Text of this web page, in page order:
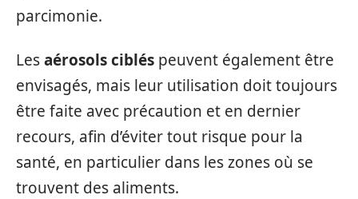
parcimonie.
Lesaérosols ciblés peuvent également être
envisagés, mais leur utilisation doit toujours
être faite avec précaution et en dernier
recours, afin d’éviter tout risque pour la
santé, en particulier dans les zones où se
trouvent des aliments.